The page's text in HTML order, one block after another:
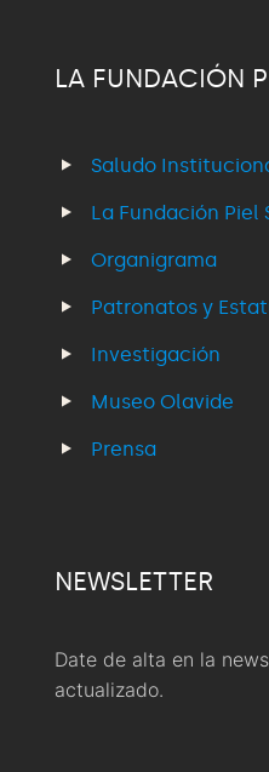
LA FUNDACIÓN
Saludo
La Fundación Piel
Organigrama
Patronatos y
Investigación
Museo Olavide
Prensa
NEWSLETTER
Date de alta en la
actualizado.